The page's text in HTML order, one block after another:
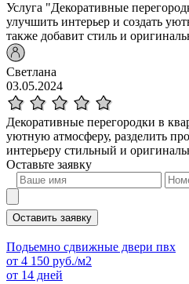
Услуга "Декоративные
улучшить интерьер и создать
также добавит стиль и
Светлана
03.05.2024
Декоративные перегородки в
уютную атмосферу, разделить
интерьеру стильный и
Оставьте заявку
Оставить заявку
Подьемно сдвижные двери пвх
от 4 150 руб./м2
от 14 дней